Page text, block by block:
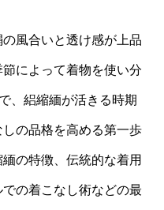
風合いと透け感が上品
によって着物を使い分
、絽縮緬が活きる時期
の品格を高める第一歩
の特徴、伝統的な着用
の着こなし術などの最